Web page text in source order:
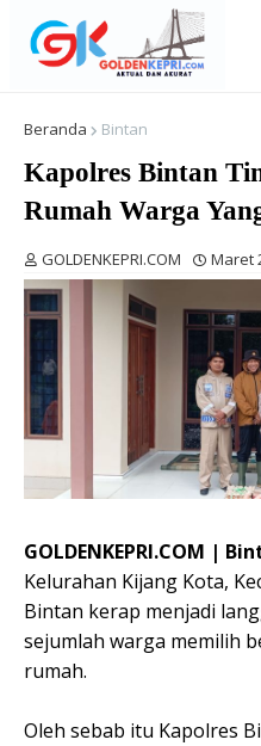
Beranda Bintan
Kapolres Bintan
Rumah Warga
GOLDENKEPRI.COM Maret
GOLDENKEPRI.COM |
Kelurahan Kijang Kota,
Bintan kerap menjadi
sejumlah warga memilih
rumah.
Oleh sebab itu Kapolres